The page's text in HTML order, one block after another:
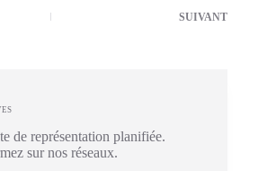
SUIVANT
de représentation planifiée.
sur nos réseaux.